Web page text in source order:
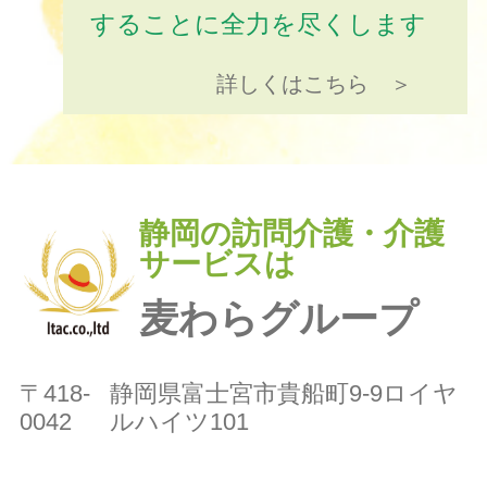
することに全力を尽くします
詳しくはこちら ＞
静岡の訪問介護・介護
サービスは
麦わらグループ
〒418-
0042
静岡県富士宮市貴船町9-9ロイヤ
ルハイツ101